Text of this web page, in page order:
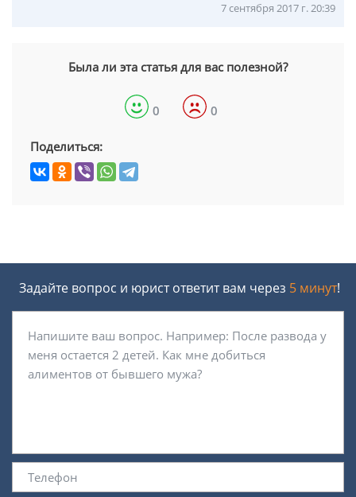
7 сентября 2017 г. 20:39
Была ли эта статья для вас полезной?
0 0
Поделиться:
Задайте вопрос и юрист ответит вам через 5 минут!